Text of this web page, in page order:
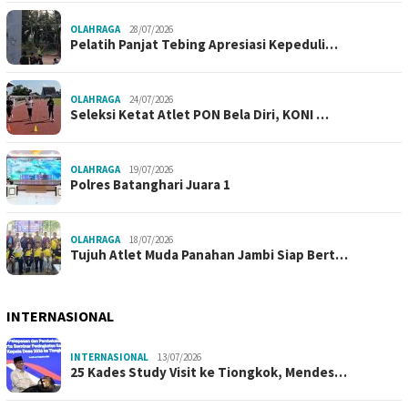
OLAHRAGA 28/07/2026
Pelatih Panjat Tebing Apresiasi Kepeduli…
OLAHRAGA 24/07/2026
Seleksi Ketat Atlet PON Bela Diri, KONI …
OLAHRAGA 19/07/2026
Polres Batanghari Juara 1
OLAHRAGA 18/07/2026
Tujuh Atlet Muda Panahan Jambi Siap Bert…
INTERNASIONAL
INTERNASIONAL 13/07/2026
25 Kades Study Visit ke Tiongkok, Mendes…